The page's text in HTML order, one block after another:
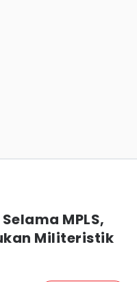
MPLS,
Militeristik